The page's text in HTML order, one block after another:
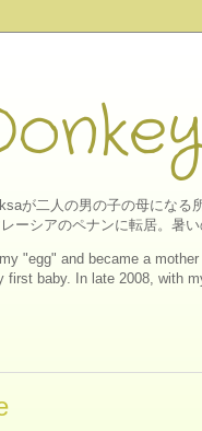
が二人の男の子の母にな
ーシアのペナンに転居。暑
"egg" and became a
first baby. In late 2008, with